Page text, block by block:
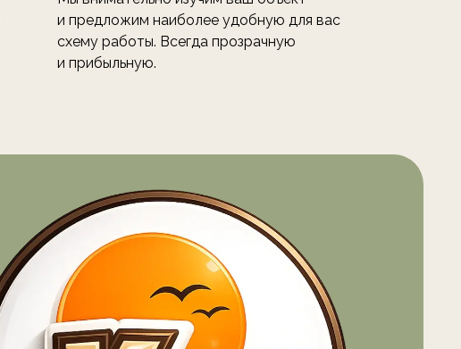
и предложим наиболее удобную для вас
схему работы. Всегда прозрачную
и прибыльную.